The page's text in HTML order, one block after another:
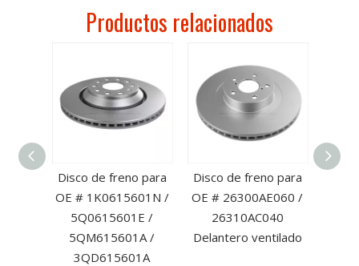
Productos relacionados
Disco de freno para
OE # 1K0615601N /
5Q0615601E /
5QM615601A /
3QD615601A
Disco de freno para
OE # 26300AE060 /
26310AC040
Delantero ventilado